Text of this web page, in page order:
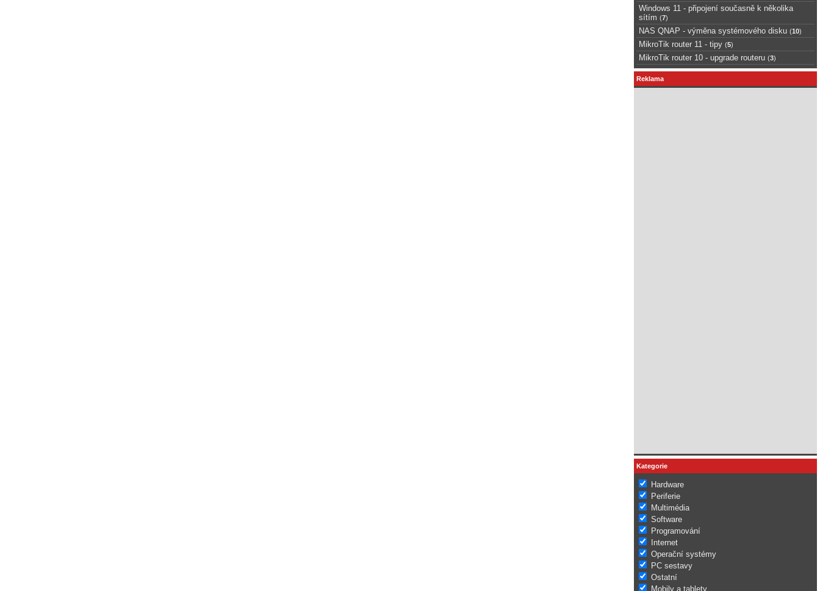
Windows 11 - připojení současně k několika
sítím (7)
NAS QNAP - výměna systémového disku (10)
MikroTik router 11 - tipy (5)
MikroTik router 10 - upgrade routeru (3)
Reklama
Kategorie
Hardware
Periferie
Multimédia
Software
Programování
Internet
Operační systémy
PC sestavy
Ostatní
Mobily a tablety